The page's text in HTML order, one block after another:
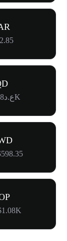
Conversión de 1 BMNRON a ع.د24.28K